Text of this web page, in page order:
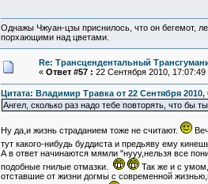
Однажы Чжуан-цзы приснилось, что он бегемот,
порхающими над цветами.
Re: Трансцендентальный
« Ответ #57 : 22 Сентября 2010, 17:07:49
Цитата: Владимир Травка от 22 Сентября 2010,
Ангел, сколько раз надо тебе повторять, что бы
Ну да,и жизнь страданием тоже не считают.
тут какого-нибудь буддиста и предьяву ему
А в ответ начинаются мямли "нууу,нельзя все
подобные гнилые отмазки.
Так же и с
отставшие от жизни догмы с современной